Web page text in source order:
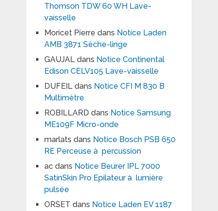
Thomson TDW 60 WH Lave-
vaisselle
Moricet Pierre dans Notice Laden
AMB 3871 Sèche-linge
GAUJALdans Notice Continental
Edison CELV105 Lave-vaisselle
DUFEILdans Notice CFI M 830 B
Multimètre
ROBILLARD dans Notice Samsung
ME109F Micro-onde
marlats dans Notice Bosch PSB 650
RE Perceuse à percussion
acdans Notice Beurer IPL 7000
SatinSkin Pro Epilateur à lumière
pulsée
ORSET dans Notice Laden EV 1187